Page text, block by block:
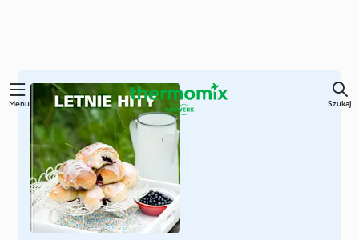
Przejdź
głównej
treści
Menu Szukaj